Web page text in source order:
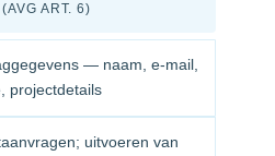
ART. 6)
— naam, e-mail,
projectdetails
uitvoeren van